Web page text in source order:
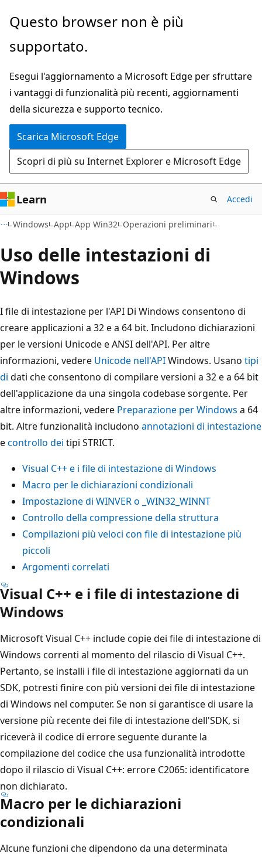
Ignora
passa
contenuto
principale
Questo browser non è più
supportato.
Esegui l'aggiornamento a Microsoft Edge per sfruttare
i vantaggi di funzionalità più recenti, aggiornamenti
della sicurezza e supporto tecnico.
Scarica Microsoft Edge
Scopri di più su Internet Explorer e Microsoft Edge
Learn Accedi
Windows App App Win32 Operazioni preliminari
Uso delle intestazioni di
Windows
I file di intestazione per l'API Di Windows consentono di
creare applicazioni a 32 e a 64 bit. Includono dichiarazioni
per le versioni Unicode e ANSI dell'API. Per altre
informazioni, vedere Unicode nell'APIWindows. Usano tipi
di dati che consentono di compilare versioni a 32 e a 64 bit
dell'applicazione da una singola codebase sorgente. Per
altre informazioni, vedere Preparazione per Windows a 64
bit. Altre funzionalità includono annotazioni di intestazione
econtrollo dei tipi STRICT.
Visual C++ e i file di intestazione di Windows
Macro per le dichiarazioni condizionali
Impostazione di WINVER o _WIN32_WINNT
Controllo della compressione della struttura
Compilazioni più veloci con file di intestazione più
piccoli
Argomenti correlati
Visual C++ e i file di intestazione di
Windows
Microsoft Visual C++ include copie dei file di intestazione di
Windows correnti al momento del rilascio di Visual C++.
Pertanto, se installi i file di intestazione aggiornati da un
SDK, potresti finire con più versioni dei file di intestazione
di Windows nel computer. Se non si garantisce di usare la
versione più recente dei file di intestazione dell'SDK, si
riceverà il codice di errore seguente durante la
compilazione del codice che usa funzionalità introdotte
dopo il rilascio di Visual C++: errore C2065: identificatore
non dichiarato.
Macro per le dichiarazioni
condizionali
Alcune funzioni che dipendono da una determinata